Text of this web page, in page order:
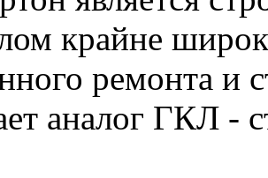
крайне
ремонта и
аналог ГКЛ -